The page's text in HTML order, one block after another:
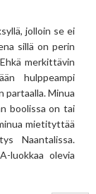
jolloin se ei
sillä on perin
merkittävin
hulppeampi
partaalla. Minua
boolissa on tai
mietityttää
Naantalissa.
luokkaa olevia